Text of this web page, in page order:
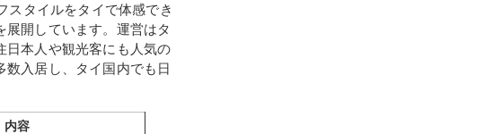
スタイルをタイで体感でき
開しています。運営はタ
日本人や観光客にも人気の
入居し、タイ国内でも日
内容